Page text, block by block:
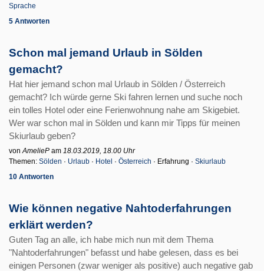
Sprache
5 Antworten
Schon mal jemand Urlaub in Sölden
gemacht?
Hat hier jemand schon mal Urlaub in Sölden / Österreich
gemacht? Ich würde gerne Ski fahren lernen und suche noch
ein tolles Hotel oder eine Ferienwohnung nahe am Skigebiet.
Wer war schon mal in Sölden und kann mir Tipps für meinen
Skiurlaub geben?
vonAmelieP am 18.03.2019, 18.00 Uhr
Themen: Sölden · Urlaub · Hotel · Österreich · Erfahrung · Skiurlaub
10 Antworten
Wie können negative Nahtoderfahrungen
erklärt werden?
Guten Tag an alle, ich habe mich nun mit dem Thema
"Nahtoderfahrungen" befasst und habe gelesen, dass es bei
einigen Personen (zwar weniger als positive) auch negative gab